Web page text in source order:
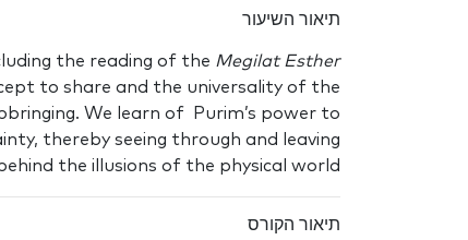
תיאור השיעור
the reading of the Megilat Esther
to share and the universality of the
We learn of Purim’s power to
thereby seeing through and leaving
behind the illusions of the physical world.
תיאור הקורס